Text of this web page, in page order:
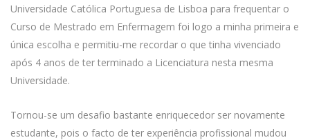
Universidade Católica Portuguesa de Lisboa para frequentar o
Curso de Mestrado em Enfermagem foi logo a minha primeira e
única escolha e permitiu-me recordar o que tinha vivenciado
após 4 anos de ter terminado a Licenciatura nesta mesma
Universidade.
Tornou-se um desafio bastante enriquecedor ser novamente
estudante, pois o facto de ter experiência profissional mudou